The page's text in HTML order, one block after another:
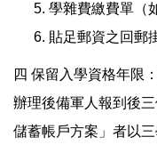
學雜費繳費單（
貼足郵資之回郵
四 保留入學資格年限
辦理後備軍人報到後
儲蓄帳戶方案」者以